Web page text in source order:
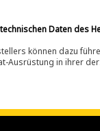
Daten des
können dazu
Ausrüstung in ihrer